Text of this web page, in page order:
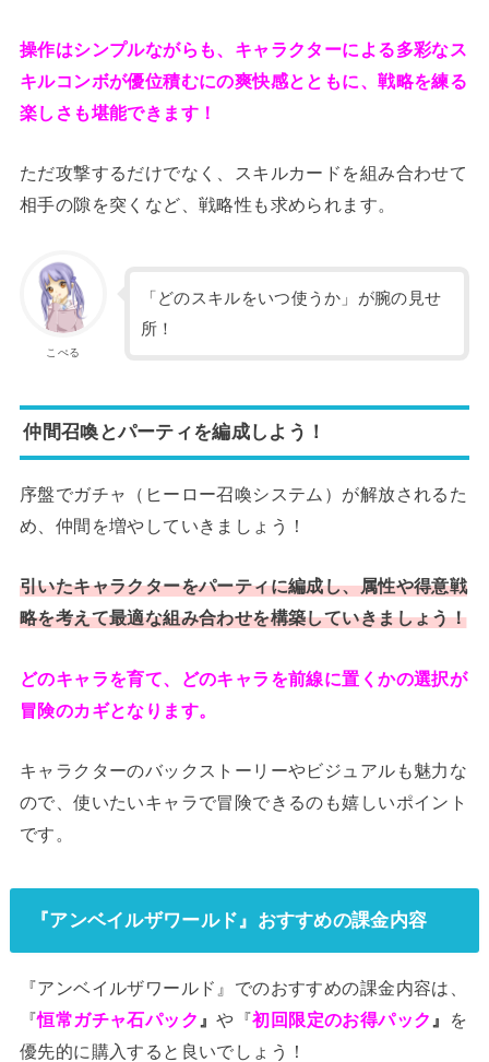
操作はシンプルながらも、キャラクターによる多彩なス
キルコンボが優位積むにの爽快感とともに、戦略を練る
楽しさも堪能できます！
ただ攻撃するだけでなく、スキルカードを組み合わせて
相手の隙を突くなど、戦略性も求められます。
こぺる
「どのスキルをいつ使うか」が腕の見せ
所！
仲間召喚とパーティを編成しよう！
序盤でガチャ（ヒーロー召喚システム）が解放されるた
め、仲間を増やしていきましょう！
引いたキャラクターをパーティに編成し、属性や得意戦
略を考えて最適な組み合わせを構築していきましょう！
どのキャラを育て、どのキャラを前線に置くかの選択が
冒険のカギとなります。
キャラクターのバックストーリーやビジュアルも魅力な
ので、使いたいキャラで冒険できるのも嬉しいポイント
です。
『アンベイルザワールド』おすすめの課金内容
『アンベイルザワールド』でのおすすめの課金内容は、
『恒常ガチャ石パック 』や『初回限定のお得パック 』
を
優先的に購入すると良いでしょう！